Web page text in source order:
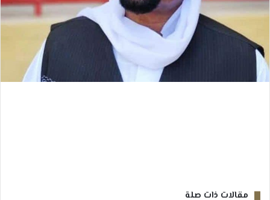
مقالات ذات صلة